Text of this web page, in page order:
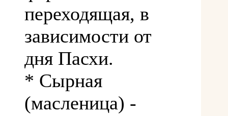
переходящая, в
зависимости от
дня Пасхи.
* Сырная
(масленица) -